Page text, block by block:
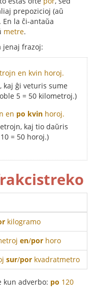
prepozicioj (aŭ
la ĉi-antaŭa
metre.
jenaj frazoj:
en kvin horoj.
kaj ĝi veturis sume
5 = 50 kilometroj.)
en po kvin horoj.
kaj tio daŭris
= 50 horoj.)
kilogramo
en/por horo
sur/por kvadratmetro
kun adverbo: po 120